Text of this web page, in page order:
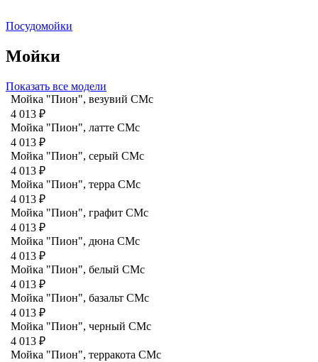
Посудомойки
Мойки
Показать все модели
Мойка "Пион", везувий СМс
4 013 ₽
Мойка "Пион", латте CMc
4 013 ₽
Мойка "Пион", серый CMc
4 013 ₽
Мойка "Пион", терра CMc
4 013 ₽
Мойка "Пион", графит СМс
4 013 ₽
Мойка "Пион", дюна CMc
4 013 ₽
Мойка "Пион", белый CMc
4 013 ₽
Мойка "Пион", базальт СМс
4 013 ₽
Мойка "Пион", черный CMc
4 013 ₽
Мойка "Пион", терракота CMc